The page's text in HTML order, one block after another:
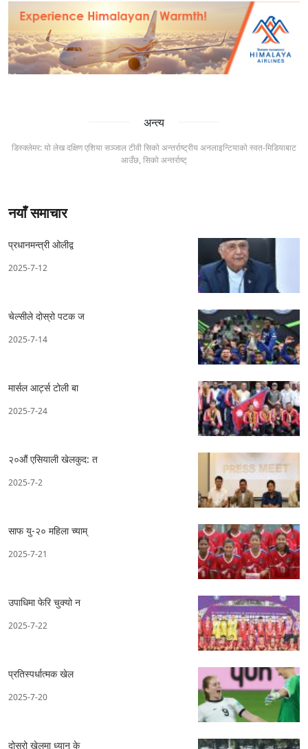
अन्त्य
डिस्क्लेमर: यो लेख दक्षिण एशिया सञ्जाल टीवी सिको अन्तर्राष्ट्रीय अनलाइन्टियाको स्वत-मिडियाबाट
आउँछ, सिको अन्तर्राष्ट्
नयाँ समाचार
प्रधानमन्त्री ओलीद्व
2025-7-12
चेल्सीले दोस्रो पटक ज
2025-7-14
मार्सल आर्ट्स टोली बा
2025-7-24
२०औं एसियाली खेलकुद: त
2025-7-2
साफ यु-२० महिला च्याम्
2025-7-21
उपाधिमा फेरि चुक्यो न
2025-7-22
प्रतिस्पर्धात्मक खेल
2025-7-20
दोस्रो खेलमा ध्यान के